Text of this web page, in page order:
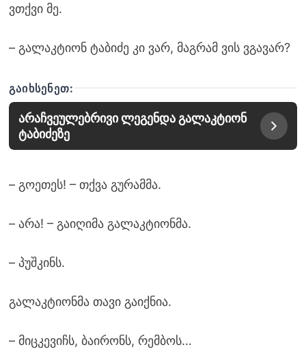
ვთქვი მე.
– გალაკტიონ ტაბიძე კი ვარ, მაგრამ ვის ვგავარ?
ᲒᲐᲘᲮᲡᲔᲜᲔᲗ:
არაჩვეულებრივი ლეგენდა გალაკტიონ
ტაბიძეზე
– გოეთეს! – თქვა გურამმა.
– არა! – გაიღიმა გალაკტიონმა.
– პუშკინს.
გალაკტიონმა თავი გაიქნია.
– მიცკევიჩს, ბაირონს, რემბოს…